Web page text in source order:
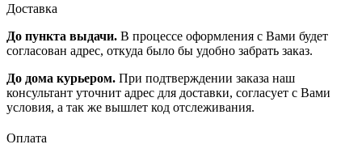
Доставка
До пункта выдачи. В процессе оформления с Вами будет
согласован адрес, откуда было бы удобно забрать заказ.
До дома курьером. При подтверждении заказа наш
консультант уточнит адрес для доставки, согласует с Вами
условия, а так же вышлет код отслеживания.
Оплата